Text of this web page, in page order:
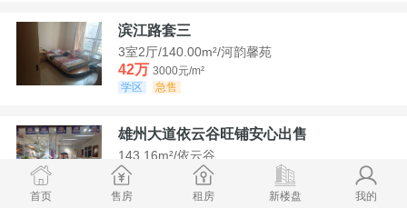
滨江路套三
3室2厅/140.00m²/河韵馨苑
42万 3000元/m²
学区
急售
雄州大道依云谷旺铺安心出售
143.16m²/依云谷
178.8万
12489.52元/m²
学区
首页 售房 租房 新楼盘 我的